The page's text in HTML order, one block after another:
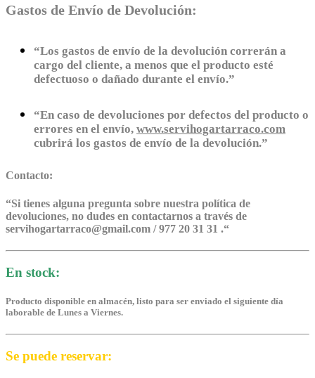
Gastos de Envío de Devolución:
“Los gastos de envío de la devolución correrán a
cargo del cliente, a menos que el producto esté
defectuoso o dañado durante el envío.”
“En caso de devoluciones por defectos del producto o
errores en el envío, www.servihogartarraco.com
cubrirá los gastos de envío de la devolución.”
Contacto:
“Si tienes alguna pregunta sobre nuestra política de
devoluciones, no dudes en contactarnos a través de
servihogartarraco@gmail.com / 977 20 31 31 .“
En stock:
Producto disponible en almacén, listo para ser enviado el siguiente día
laborable de Lunes a Viernes.
Se puede reservar: